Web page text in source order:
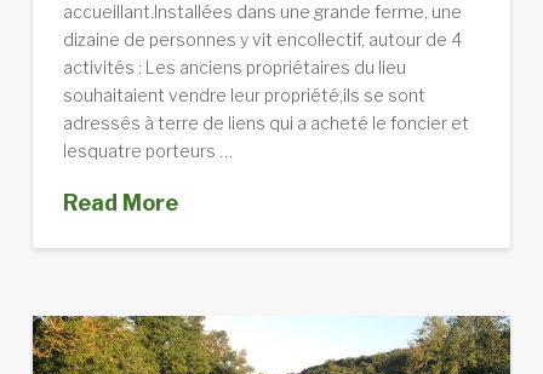
accueillant.Installées dans une grande ferme, une
dizaine de personnes y vit encollectif, autour de 4
activités : Les anciens propriétaires du lieu
souhaitaient vendre leur propriété,ils se sont
adressés à terre de liens qui a acheté le foncier et
lesquatre porteurs …
Read More